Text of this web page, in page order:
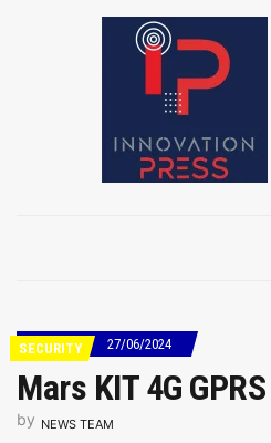
SECURITY 27/06/2024
Mars KIT 4G
by NEWS TEAM